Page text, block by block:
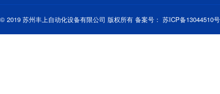
© 2019 苏州丰上自动化设备有限公司 版权所有 备案号： 苏ICP备13044510